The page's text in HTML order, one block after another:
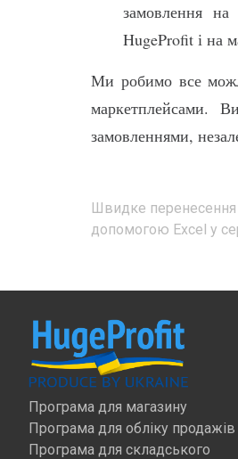
замовлення
HugeProfit і на
Ми робимо все
маркетплейсами.
замовленнями,
Навігація
записів
Швидке перенесення
допомогою Excel у
Програма для магазину
Програма для обліку продажів
Програма для складського